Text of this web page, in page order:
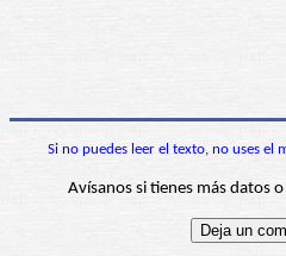
Si no puedes leer el texto, no uses el
Avísanos si tienes más datos